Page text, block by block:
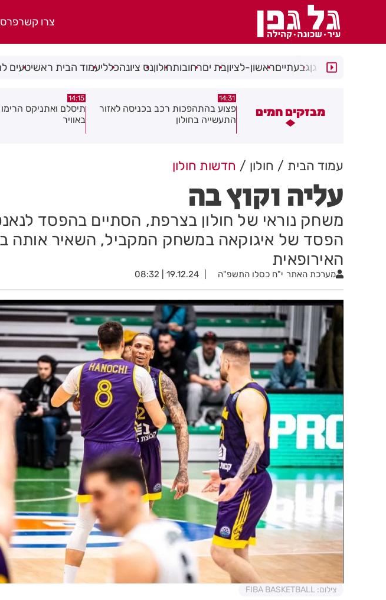
צרו קשר
רמת גןגבעתייםראשון-לציוןבת יםרחובותחולוןנס ציונהכלליעמוד הבית ראשיטעים
מבזקים חמים
פצוע בהתהפכות רכב בכניסה לאזור
14:15
תיסלם ואתניקס הרימו את חולון
באוויר
13:05
פצוע בתאונת אופנוע
עמוד הבית חולון חדשות חולון
עליה וקוץ בה
משחק נוראי של חולון בצרפת, הסתיים בהפסד
הפסד של איגוקאה במשחק המקביל, השאיר אותה
האירופאית
מערכת האתר י"ח כסלו התשפ"ה 19.12.24 | 08:32
צילום: FIBA BASKETBALL